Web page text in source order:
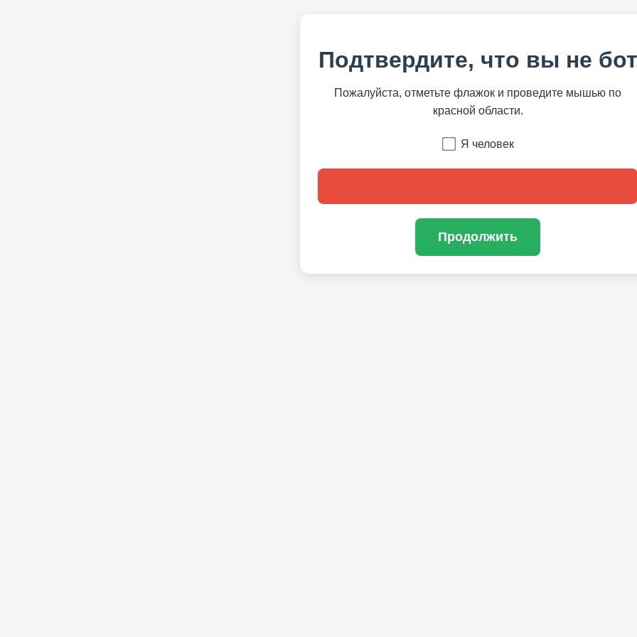
Подтвердите, что вы не бот
Пожалуйста, отметьте флажок и проведите мышью по
красной области.
Я человек
Продолжить